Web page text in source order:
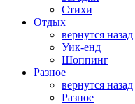
Стихи
Отдых
вернутся назад
Уик-енд
Шоппинг
Разное
вернутся назад
Разное